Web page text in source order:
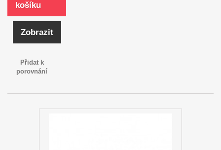
košíku
Zobrazit
Přidat k
porovnání